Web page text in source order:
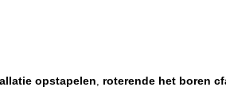
opstapelen, roterende het boren